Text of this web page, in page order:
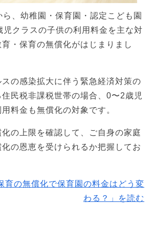
、幼稚園・保育園・認定こども園
児クラスの子供の利用料金を主な対
・保育の無償化がはじまりまし
の感染拡大に伴う緊急経済対策の
民税非課税世帯の場合、0〜2歳児
料金も無償化の対象です。
の上限を確認して、ご自身の家庭
の恩恵を受けられるか把握してお
育の無償化で保育園の料金はどう変
わる？」を読む